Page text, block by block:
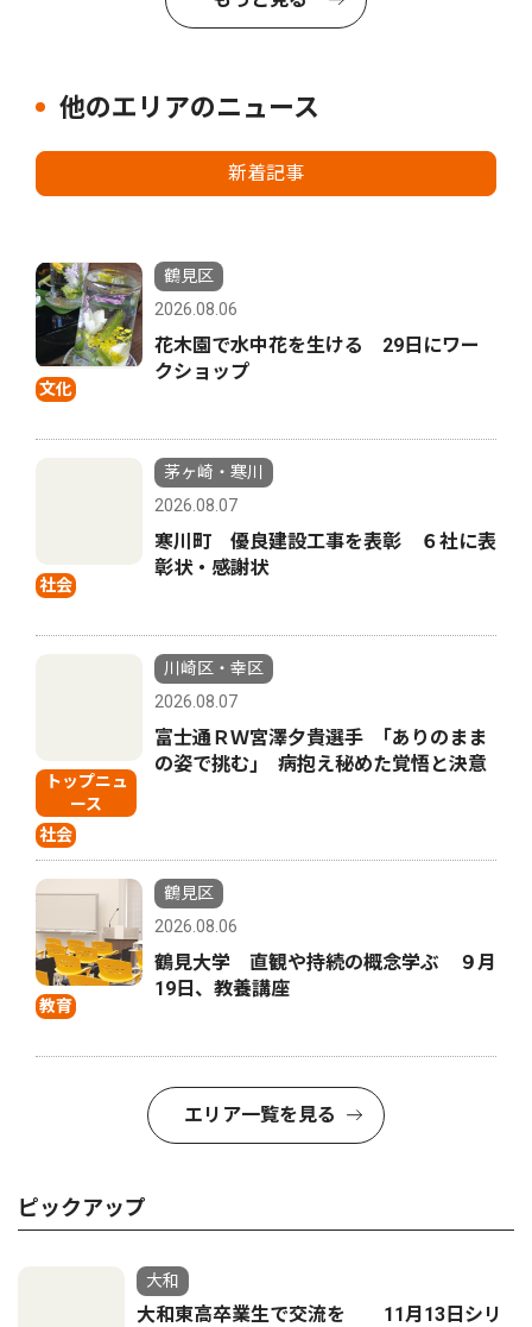
他のエリアのニュース
新着記事
文化
鶴見区
2026.08.06
花木園で水中花を生ける 29日にワー
クショップ
社会
茅ヶ崎・寒川
2026.08.07
寒川町 優良建設工事を表彰 ６社に表
彰状・感謝状
トップニュ
ース
社会
川崎区・幸区
2026.08.07
富士通ＲＷ宮澤夕貴選手 ｢ありのまま
の姿で挑む｣ 病抱え秘めた覚悟と決意
教育
鶴見区
2026.08.06
鶴見大学 直観や持続の概念学ぶ ９月
19日、教養講座
エリア一覧を見る
ピックアップ
大和
大和東高卒業生で交流を 11月13日シリ